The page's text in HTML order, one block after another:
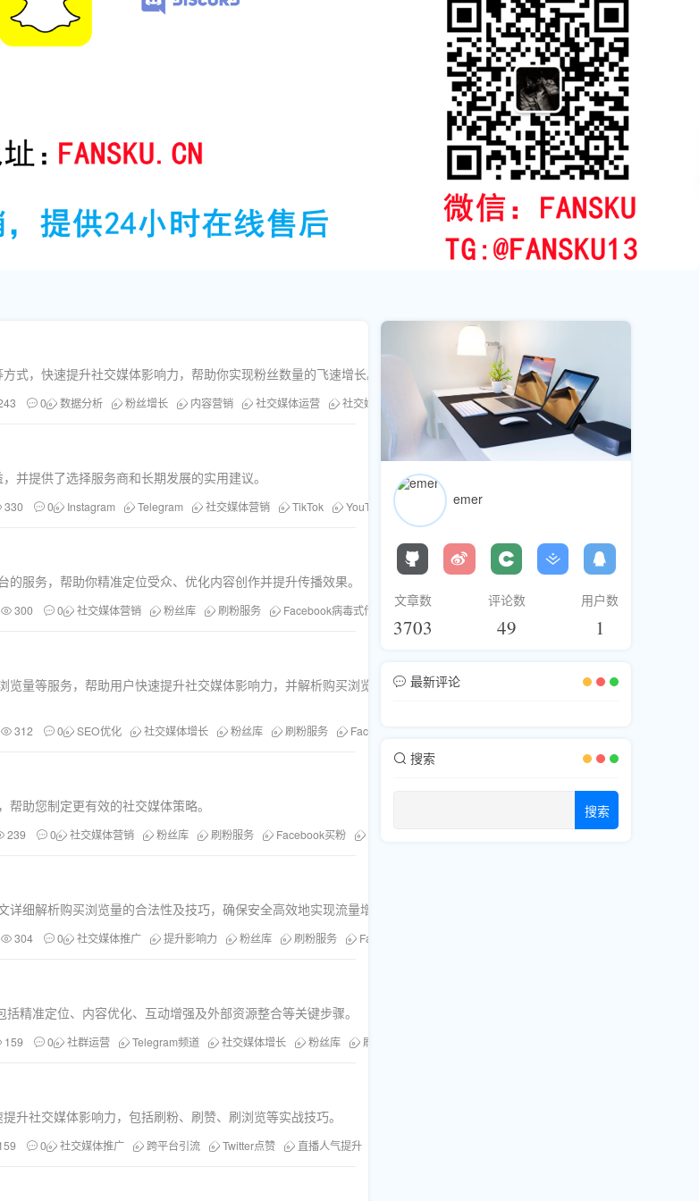
，快速提升社交媒体影响力，帮助你实现粉丝数量的飞速增长。
0 数据分析 粉丝增长 内容营销 社交媒体运营 社交媒体互动 刷粉服务
并提供了选择服务商和长期发展的实用建议。
330 0 Instagram Telegram 社交媒体营销 TikTok YouTube Facebook
服务，帮助你精准定位受众、优化内容创作并提升传播效果。
300 0 社交媒体营销 粉丝库 刷粉服务 Facebook病毒式传播 内容传播策略
量等服务，帮助用户快速提升社交媒体影响力，并解析购买浏览量对SEO
312 0 SEO优化 社交媒体增长 粉丝库 刷粉服务 Facebook浏览量
助您制定更有效的社交媒体策略。
239 0 社交媒体营销 粉丝库 刷粉服务 Facebook买粉
细解析购买浏览量的合法性及技巧，确保安全高效地实现流量增长。
304 0 社交媒体推广 提升影响力 粉丝库 刷粉服务 Facebook浏览量
精准定位、内容优化、互动增强及外部资源整合等关键步骤。
159 0 社群运营 Telegram频道 社交媒体增长 粉丝库 刷粉服务
升社交媒体影响力，包括刷粉、刷赞、刷浏览等实战技巧。
0 社交媒体推广 跨平台引流 Twitter点赞 直播人气提升
emer
文章数
3703
评论数
49
用户数
1
最新评论
搜索
搜索